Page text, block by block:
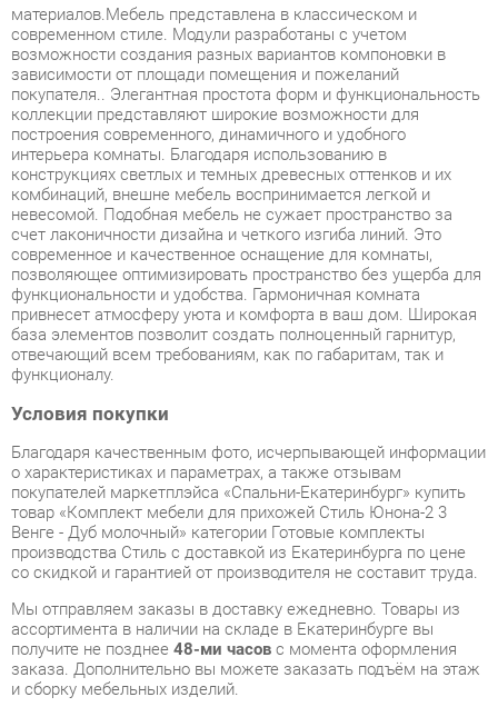
коллекции представляют широкие возможности для
построения современного, динамичного и удобного
интерьера комнаты. Благодаря использованию в
конструкциях светлых и темных древесных оттенков и их
комбинаций, внешне мебель воспринимается легкой и
невесомой. Подобная мебель не сужает пространство за
счет лаконичности дизайна и четкого изгиба линий. Это
современное и качественное оснащение для комнаты,
позволяющее оптимизировать пространство без ущерба для
функциональности и удобства. Гармоничная комната
привнесет атмосферу уюта и комфорта в ваш дом. Широкая
база элементов позволит создать полноценный гарнитур,
отвечающий всем требованиям, как по габаритам, так и
функционалу.
Условия покупки
Благодаря качественным фото, исчерпывающей информации
о характеристиках и параметрах, а также отзывам
покупателей маркетплэйса «Спальни-Екатеринбург» купить
Венге - Дуб молочный» категории Готовые комплекты
со скидкой и гарантией от производителя не составит труда.
Мы отправляем заказы в доставку ежедневно. Товары из
ассортимента в наличии на складе в Екатеринбурге вы
получите не позднее48-ми часовс момента оформления
заказа. Дополнительно вы можете заказать подъём на этаж
и сборку мебельных изделий.
на складах производителей, рассчитывается индивидуально.
Уточнить наличие, срок и стоимость доставки вы можете
через форму обратной связи .
В любой момент до передачи заказа в доставку, а также в